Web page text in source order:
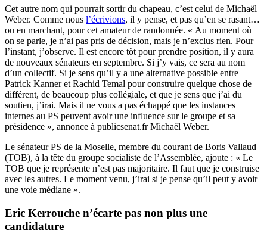
Cet autre nom qui pourrait sortir du chapeau, c’est celui de Michaël
Weber. Comme nous l’écrivions, il y pense, et pas qu’en se rasant…
ou en marchant, pour cet amateur de randonnée. « Au moment où
on se parle, je n’ai pas pris de décision, mais je n’exclus rien. Pour
l’instant, j’observe. Il est encore tôt pour prendre position, il y aura
de nouveaux sénateurs en septembre. Si j’y vais, ce sera au nom
d’un collectif. Si je sens qu’il y a une alternative possible entre
Patrick Kanner et Rachid Temal pour construire quelque chose de
différent, de beaucoup plus collégiale, et que je sens que j’ai du
soutien, j’irai. Mais il ne vous a pas échappé que les instances
internes au PS peuvent avoir une influence sur le groupe et sa
présidence », annonce à publicsenat.fr Michaël Weber.
Le sénateur PS de la Moselle, membre du courant de Boris Vallaud
(TOB), à la tête du groupe socialiste de l’Assemblée, ajoute : « Le
TOB que je représente n’est pas majoritaire. Il faut que je construise
avec les autres. Le moment venu, j’irai si je pense qu’il peut y avoir
une voie médiane ».
Eric Kerrouche n’écarte pas non plus une
candidature